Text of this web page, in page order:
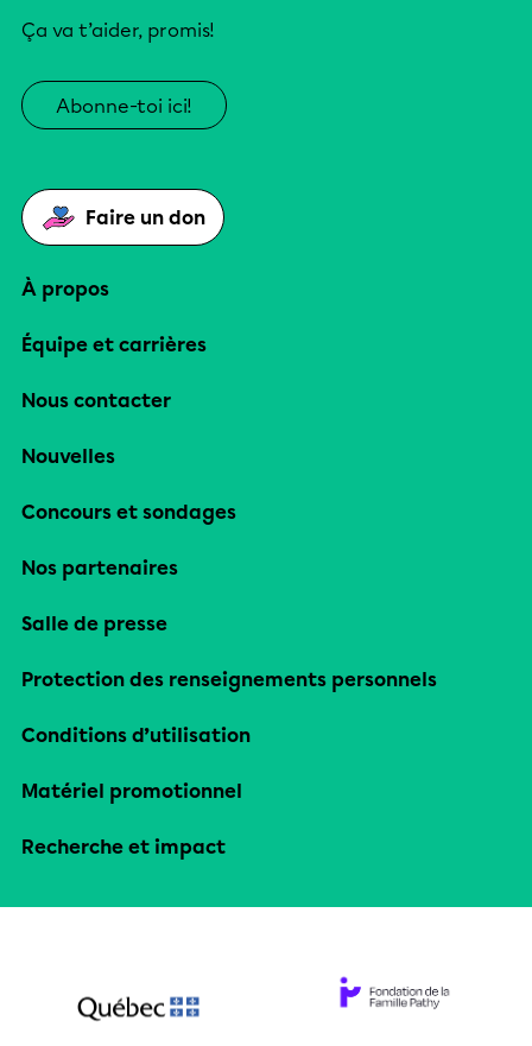
Ça va t’aider, promis!
Abonne-toi ici!
Faire un don
À propos
Équipe et carrières
Nous contacter
Nouvelles
Concours et sondages
Nos partenaires
Salle de presse
Protection des renseignements personnels
Conditions d’utilisation
Matériel promotionnel
Recherche et impact